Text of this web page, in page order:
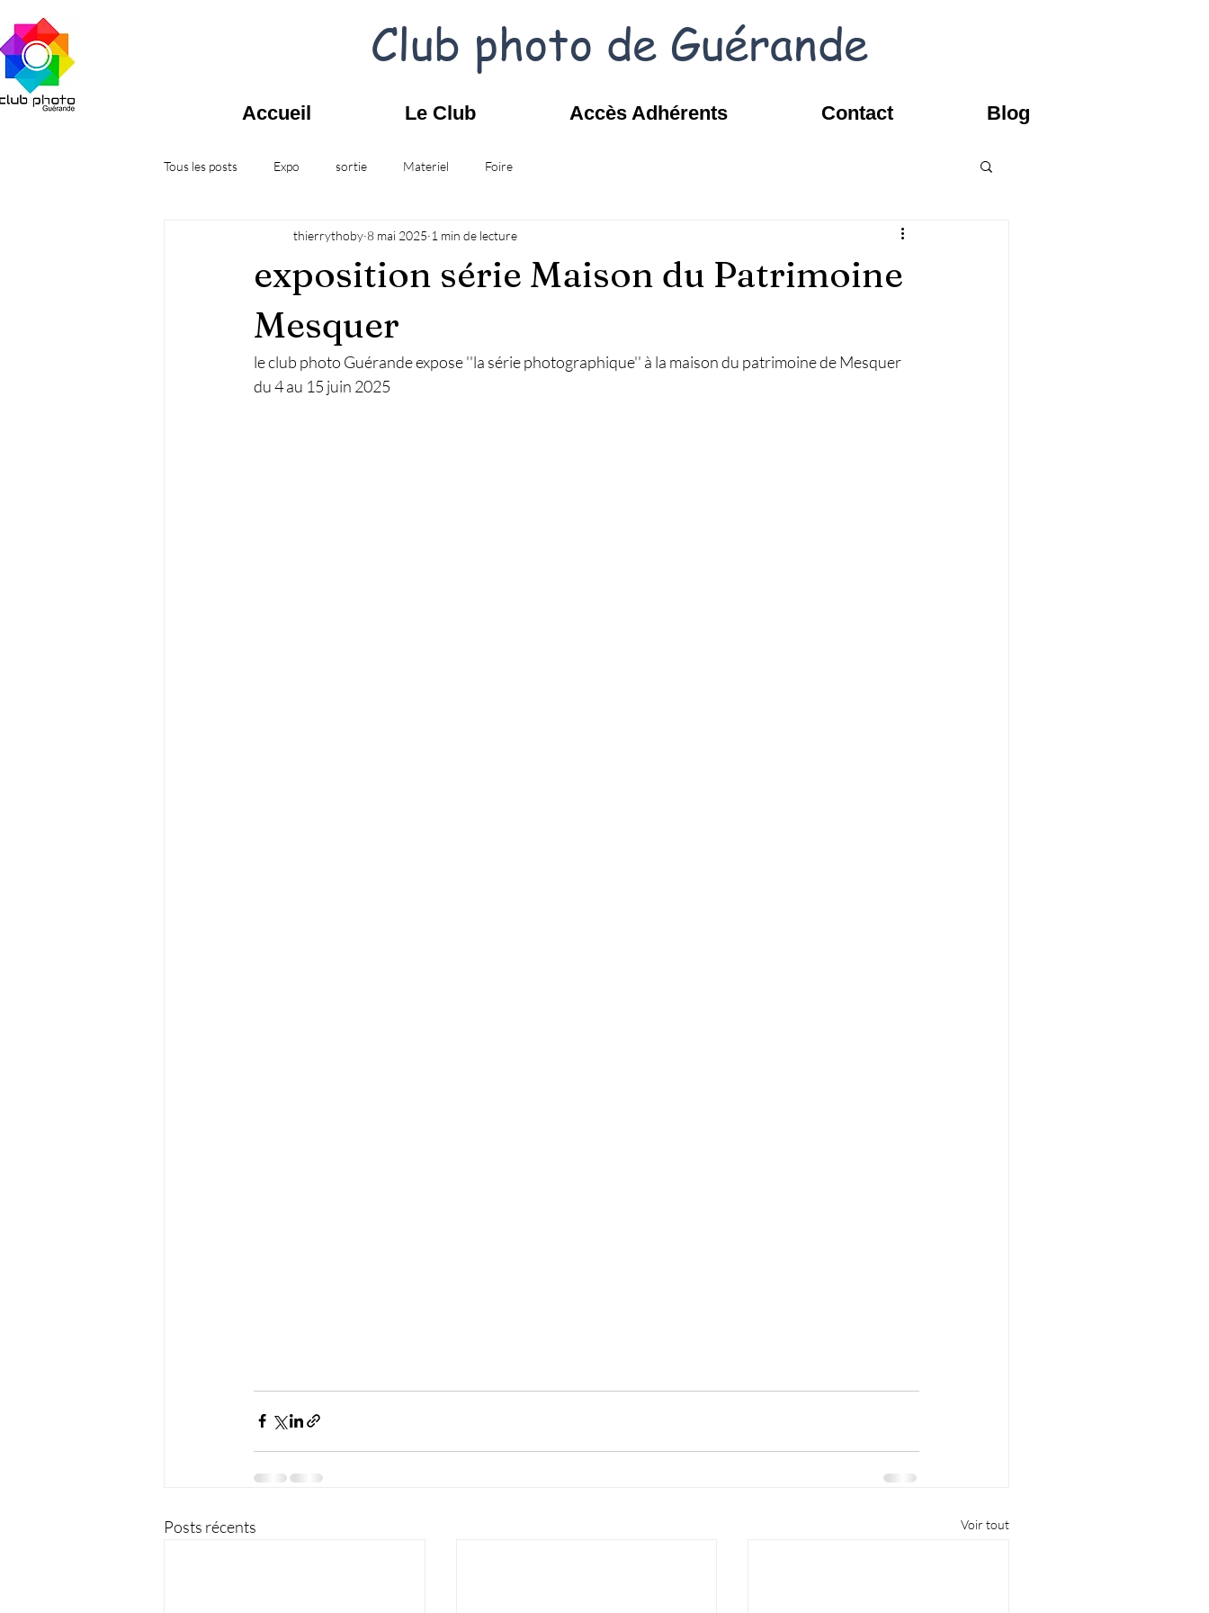
Club photo de Guérande
Accueil Le Club Accès Adhérents Contact Blog
Tous les posts Expo sortie Materiel Foire
exposition série Maison du Patrimoine
Mesquer
thierrythoby 8 mai 2025 1 min de lecture
le club photo Guérande expose ''la série photographique'' à la maison du patrimoine de Mesquer
du 4 au 15 juin 2025
Posts récents Voir tout